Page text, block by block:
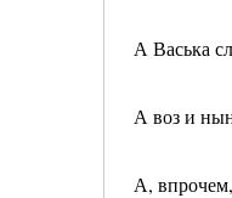
А Васька
А воз и
А,